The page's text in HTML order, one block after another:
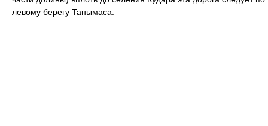
левому берегу Танымаса.